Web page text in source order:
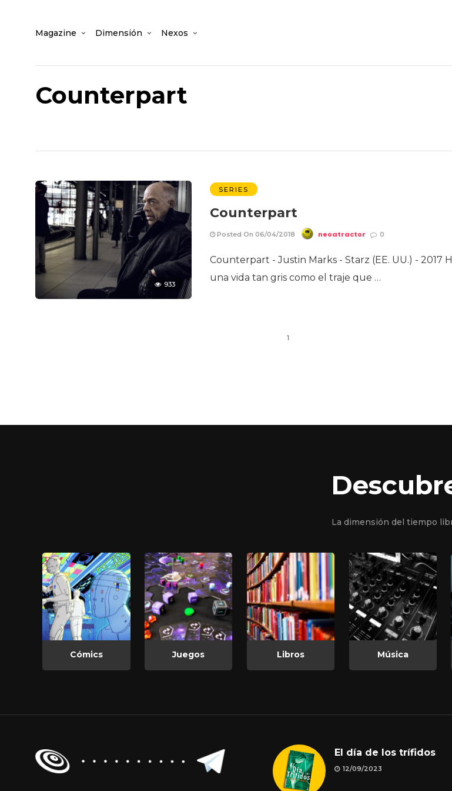
Magazine Dimensión Nexos
Counterpart
933
SERIES
Counterpart
Posted On 06/04/2018 neoatractor 0
Counterpart - Justin Marks - Starz (EE. UU.) - 2017
una vida tan gris como el traje que …
1
La dimensión del tiempo
Cómics Juegos Libros Música
El día de los trífidos
12/09/2023